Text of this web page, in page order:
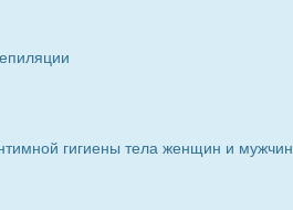
гигиены тела женщин и мужчин